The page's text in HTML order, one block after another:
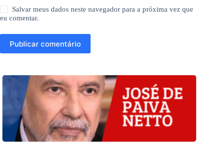
Salvar meus dados neste navegador para a próxima vez que
eu comentar.
Publicar comentário